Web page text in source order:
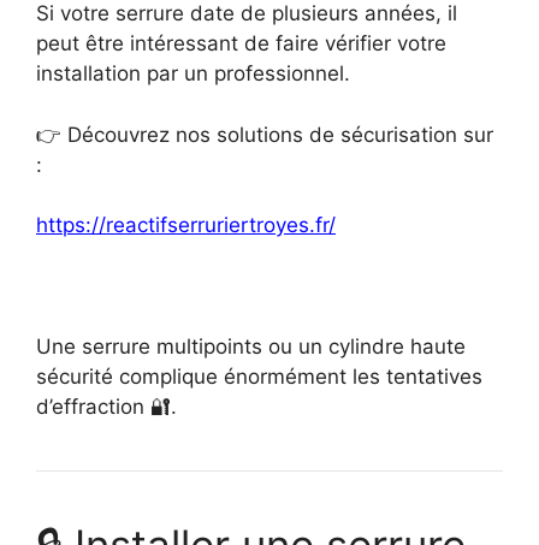
Si votre serrure date de plusieurs années, il
peut être intéressant de faire vérifier votre
installation par un professionnel.
👉 Découvrez nos solutions de sécurisation sur
:
https://reactifserruriertroyes.fr/
Une serrure multipoints ou un cylindre haute
sécurité complique énormément les tentatives
d’effraction 🔐.